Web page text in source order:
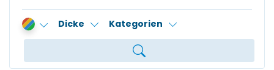
Polycarbonat
HPL / Trespa®
Alupanel / Dibond®
Dicke Kategorien